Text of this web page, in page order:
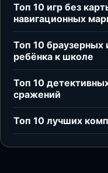
Топ 10 игр без
навигационных
Топ 10 браузерных
ребёнка к школе
Топ 10
сражений
Топ 10 лучших